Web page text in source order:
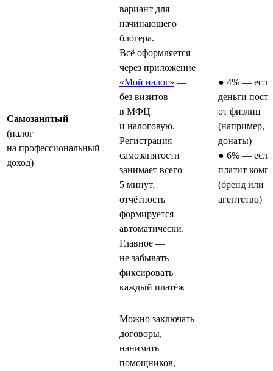
Самозанятый
(налог
на профессиональный
доход)
вариант для
начинающего
блогера.
Всё оформляется
через приложение
«Мой налог» —
без визитов
в МФЦ
и налоговую.
Регистрация
самозанятости
занимает всего
5 минут,
отчётность
формируется
автоматически.
Главное —
не забывать
фиксировать
каждый платёж
● 4% — если
деньги
от физлиц
(например,
донаты)
● 6% — если
платит
(бренд или
агентство)
Можно заключать
договоры,
нанимать
помощников,